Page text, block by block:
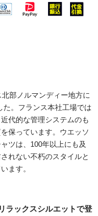
部ノルマンディー地方に
。フランス本社工場では
代的な管理システムのも
保っています。ウエッソ
ツは、100年以上にも及
れない不朽のスタイルと
ます。
ラックスシルエットで登